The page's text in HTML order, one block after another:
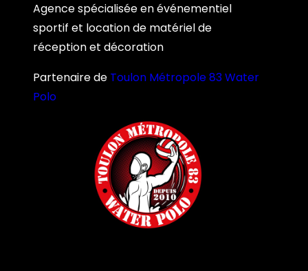
Agence spécialisée en événementiel
sportif et location de matériel de
réception et décoration
Partenaire de Toulon Métropole 83 Water
Polo